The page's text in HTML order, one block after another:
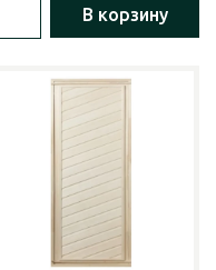
В корзину